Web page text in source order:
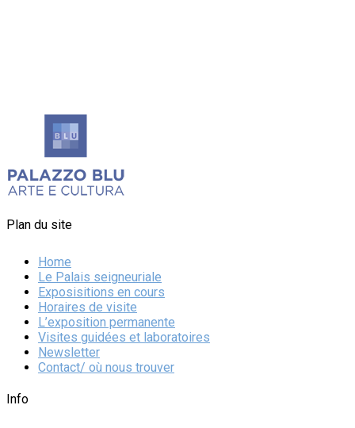
Plan du site
Home
Le Palais seigneuriale
Exposisitions en cours
Horaires de visite
L’exposition permanente
Visites guidées et laboratoires
Newsletter
Contact/ où nous trouver
Info